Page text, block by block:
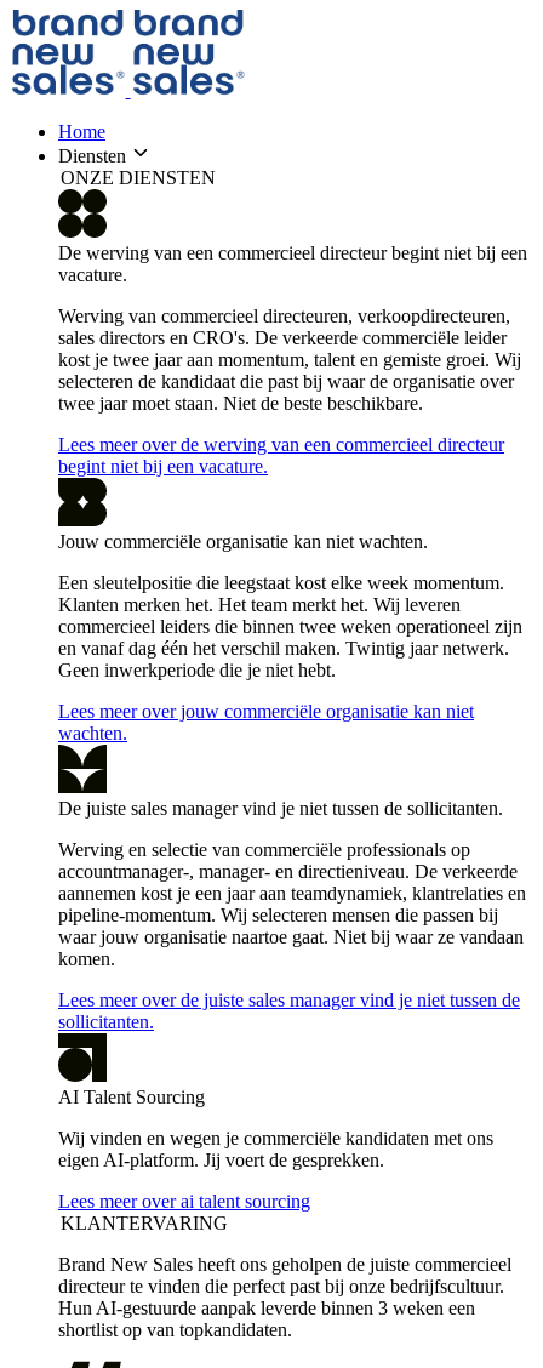
Home
Diensten
ONZE DIENSTEN
De werving van een commercieel directeur begint niet bij een
vacature.
Werving van commercieel directeuren, verkoopdirecteuren,
sales directors en CRO's. De verkeerde commerciële leider
kost je twee jaar aan momentum, talent en gemiste groei. Wij
selecteren de kandidaat die past bij waar de organisatie over
twee jaar moet staan. Niet de beste beschikbare.
Lees meer over de werving van een commercieel directeur
begint niet bij een vacature.
Jouw commerciële organisatie kan niet wachten.
Een sleutelpositie die leegstaat kost elke week momentum.
Klanten merken het. Het team merkt het. Wij leveren
commercieel leiders die binnen twee weken operationeel zijn
en vanaf dag één het verschil maken. Twintig jaar netwerk.
Geen inwerkperiode die je niet hebt.
Lees meer over jouw commerciële organisatie kan niet
wachten.
De juiste sales manager vind je niet tussen de sollicitanten.
Werving en selectie van commerciële professionals op
accountmanager-, manager- en directieniveau. De verkeerde
aannemen kost je een jaar aan teamdynamiek, klantrelaties en
pipeline-momentum. Wij selecteren mensen die passen bij
waar jouw organisatie naartoe gaat. Niet bij waar ze vandaan
komen.
Lees meer over de juiste sales manager vind je niet tussen de
sollicitanten.
AI Talent Sourcing
Wij vinden en wegen je commerciële kandidaten met ons
eigen AI-platform. Jij voert de gesprekken.
Lees meer over ai talent sourcing
KLANTERVARING
Brand New Sales heeft ons geholpen de juiste commercieel
directeur te vinden die perfect past bij onze bedrijfscultuur.
Hun AI-gestuurde aanpak leverde binnen 3 weken een
shortlist op van topkandidaten.